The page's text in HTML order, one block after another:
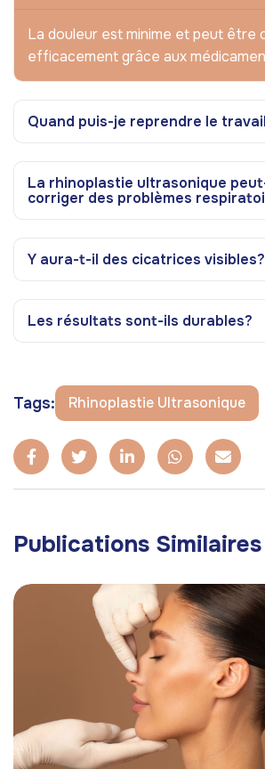
La douleur est minime et peut être
efficacement grâce aux
Quand puis-je reprendre le
La rhinoplastie ultrasonique
corriger des problèmes
Y aura-t-il des cicatrices visibles?
Les résultats sont-ils durables?
Tags: Rhinoplastie Ultrasonique
Publications Similaires